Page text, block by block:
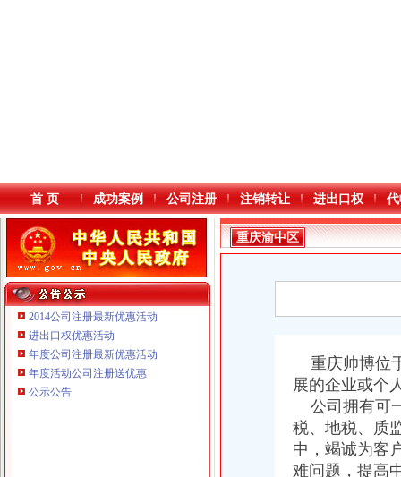
本站导航
首 页 成功案例 公司注册 注销转让 进出口权
2014公司注册最新优惠活动
进出口权优惠活动
年度公司注册最新优惠活动
年度活动公司注册送优惠
公示公告
重庆铭博投资咨询有限公司
重庆戴盛贷款咨询有限公司
重庆渝中区
重庆帅博位
展的企业或个
公司拥有可
税、地税、质
中，竭诚为客
难问题，提高